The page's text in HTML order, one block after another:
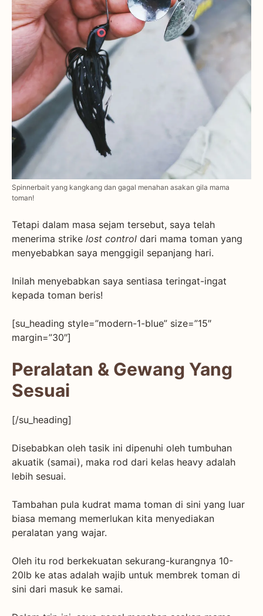
Spinnerbait yang kangkang dan gagal menahan asakan gila mama
toman!
Tetapi dalam masa sejam tersebut, saya telah
menerima strike lost control dari mama toman yang
menyebabkan saya menggigil sepanjang hari.
Inilah menyebabkan saya sentiasa teringat-ingat
kepada toman beris!
[su_heading style=”modern-1-blue” size=”15″
margin=”30″]
Peralatan & Gewang Yang
Sesuai
[/su_heading]
Disebabkan oleh tasik ini dipenuhi oleh tumbuhan
akuatik (samai), maka rod dari kelas heavy adalah
lebih sesuai.
Tambahan pula kudrat mama toman di sini yang luar
biasa memang memerlukan kita menyediakan
peralatan yang wajar.
Oleh itu rod berkekuatan sekurang-kurangnya 10-
20lb ke atas adalah wajib untuk membrek toman di
sini dari masuk ke samai.